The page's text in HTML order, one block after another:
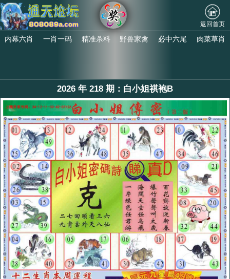
返回首页
内幕六肖 一肖一码 精准杀料 野兽家禽 必中六尾 肉菜草肖
2026 年 218 期：白小姐祺袍B